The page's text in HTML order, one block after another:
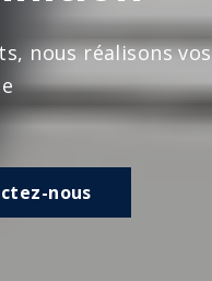
nous réalisons vos
nous